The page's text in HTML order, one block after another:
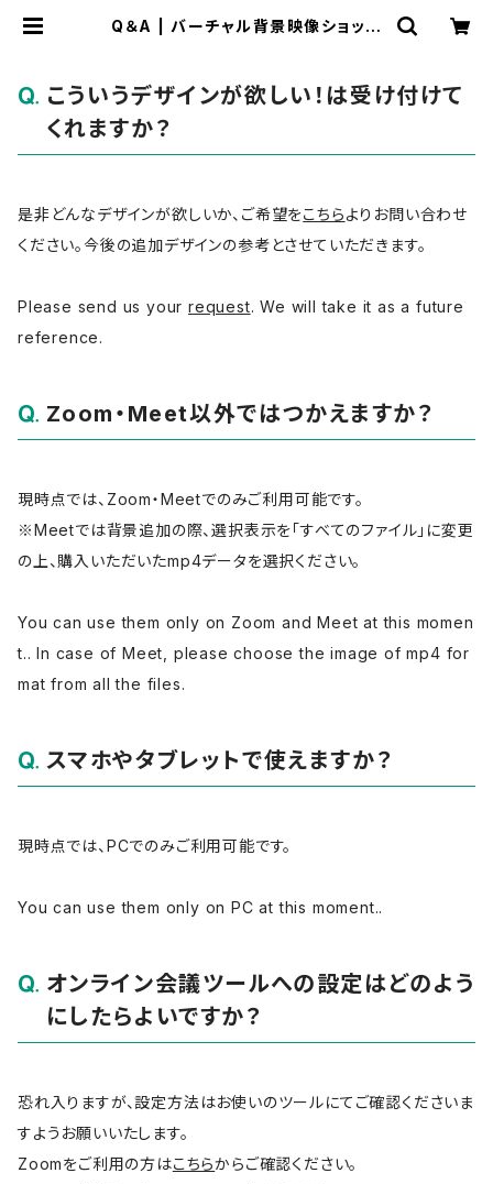
Q＆A | バーチャル背景映像ショップ
こういうデザインが欲しい！は受け付けて
くれますか？
是非どんなデザインが欲しいか、ご希望をこちらよりお問い合わせ
ください。今後の追加デザインの参考とさせていただきます。
Please send us yourrequest. We will take it as a future
reference.
Zoom・Meet以外ではつかえますか？
現時点では、Zoom・Meetでのみご利用可能です。
※Meetでは背景追加の際、選択表示を「すべてのファイル」に変更
の上、購入いただいたmp4データを選択ください。
You can use them only on Zoom and Meet at this momen
t.. In case of Meet, please choose the image of mp4 for
mat from all the files.
スマホやタブレットで使えますか？
現時点では、PCでのみご利用可能です。
You can use them only on PC at this moment..
オンライン会議ツールへの設定はどのよう
にしたらよいですか？
恐れ入りますが、設定方法はお使いのツールにてご確認くださいま
すようお願いいたします。
Zoomをご利用の方はこちらからご確認ください。